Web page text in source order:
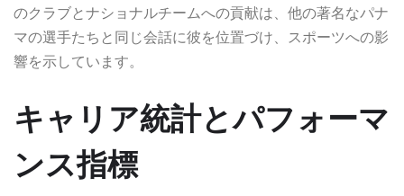
のクラブとナショナルチームへの貢献は、他の著名なパナ
マの選手たちと同じ会話に彼を位置づけ、スポーツへの影
響を示しています。
キャリア統計とパフォーマ
ンス指標